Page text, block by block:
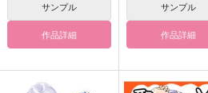
サンプル
作品詳細
サンプル
作品詳細